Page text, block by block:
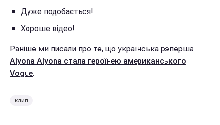
Дуже подобається!
Хороше відео!
Раніше ми писали про те, що українська рэперша
Alyona Alyona стала героїнею американського
Vogue.
клип